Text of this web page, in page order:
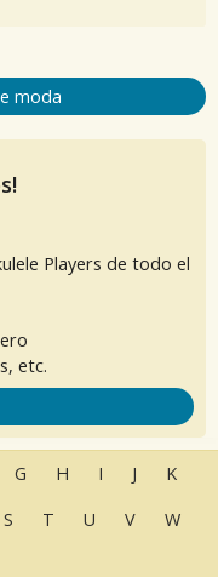
moda
Players de todo el
etc.
G H I J
K
S T U V
W